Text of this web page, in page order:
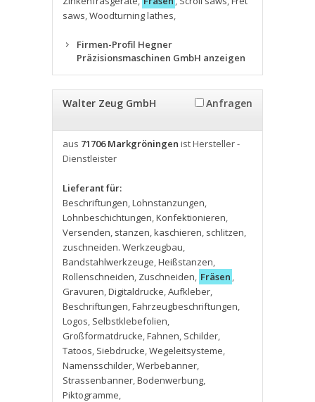
saws,Woodturning lathes,
Firmen-Profil Hegner
Präzisionsmaschinen GmbH anzeigen
Walter Zeug GmbH Anfragen
aus 71706 Markgröningen ist Hersteller -
Dienstleister
Lieferant für:
Beschriftungen,Lohnstanzungen,
Lohnbeschichtungen,Konfektionieren,
Versenden, stanzen,kaschieren, schlitzen,
zuschneiden. Werkzeugbau,
Bandstahlwerkzeuge,Heißstanzen,
Rollenschneiden, Zuschneiden, Fräsen ,
Gravuren,Digitaldrucke,Aufkleber,
Beschriftungen,Fahrzeugbeschriftungen,
Logos, Selbstklebefolien,
Großformatdrucke,Fahnen, Schilder,
Tatoos, Siebdrucke,Wegeleitsysteme,
Namensschilder,Werbebanner,
Strassenbanner,Bodenwerbung,
Piktogramme,